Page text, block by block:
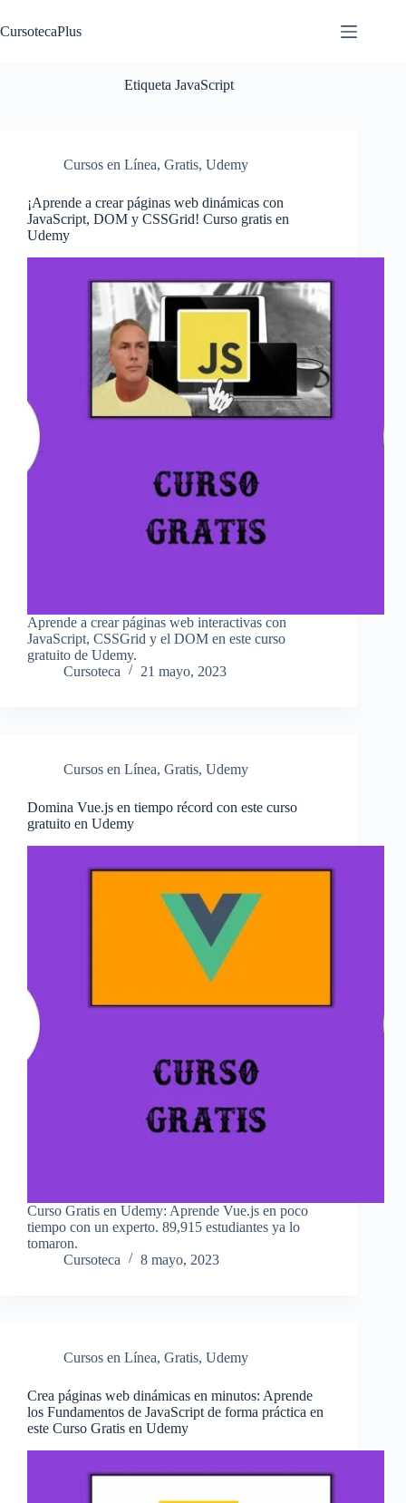
al
contenido
CursotecaPlus
Etiqueta JavaScript
Cursos en Línea, Gratis, Udemy
¡Aprende a crear páginas web dinámicas con
JavaScript, DOM y CSSGrid! Curso gratis en
Udemy
Aprende a crear páginas web interactivas con
JavaScript, CSSGrid y el DOM en este curso
gratuito de Udemy.
Cursoteca
21 mayo, 2023
Cursos en Línea, Gratis, Udemy
Domina Vue.js en tiempo récord con este curso
gratuito en Udemy
Curso Gratis en Udemy: Aprende Vue.js en poco
tiempo con un experto. 89,915 estudiantes ya lo
tomaron.
Cursoteca
8 mayo, 2023
Cursos en Línea, Gratis, Udemy
Crea páginas web dinámicas en minutos: Aprende
los Fundamentos de JavaScript de forma práctica en
este Curso Gratis en Udemy